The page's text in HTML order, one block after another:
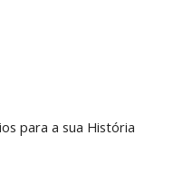
para a sua História